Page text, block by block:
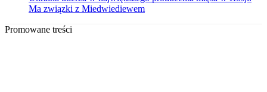
Ma związki z Miedwiediewem
Promowane treści